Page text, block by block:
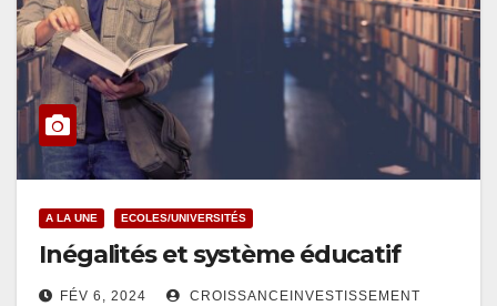
A LA UNE ECOLES/UNIVERSITÉS
Inégalités et système éducatif
FÉV 6, 2024 CROISSANCEINVESTISSEMENT